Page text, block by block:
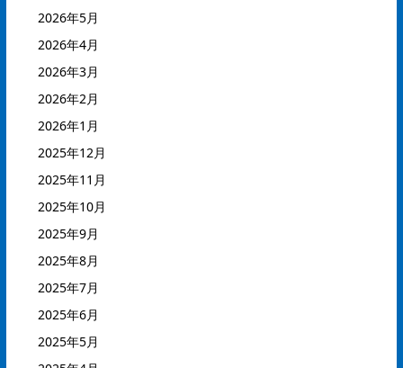
2026年5月
2026年4月
2026年3月
2026年2月
2026年1月
2025年12月
2025年11月
2025年10月
2025年9月
2025年8月
2025年7月
2025年6月
2025年5月